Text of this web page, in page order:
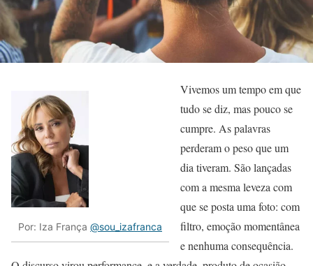
Por: Iza França @sou_izafranca
Vivemos um tempo em que
tudo se diz, mas pouco se
cumpre. As palavras
perderam o peso que um
dia tiveram. São lançadas
com a mesma leveza com
que se posta uma foto: com
filtro, emoção momentânea
e nenhuma consequência.